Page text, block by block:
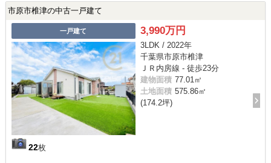
市原市椎津の中古一戸建て
一戸建て
22枚
3,990万円
3LDK / 2022年
千葉県市原市椎津
ＪＲ内房線 - 徒歩23分
建物面積 77.01㎡
土地面積 575.86㎡
(174.2坪)